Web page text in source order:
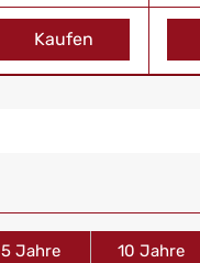
Kaufen
5 Jahre 10 Jahre